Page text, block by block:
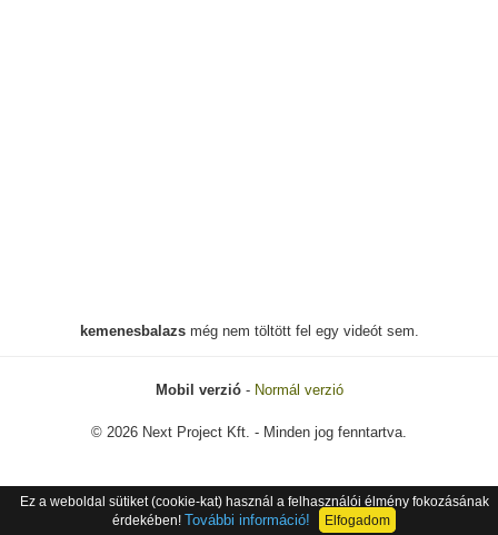
kemenesbalazsmég nem töltött fel egy videót sem.
Mobil verzió- Normál verzió
© 2026 Next Project Kft. - Minden jog fenntartva.
Ez a weboldal sütiket (cookie-kat) használ a felhasználói élmény fokozásának
érdekében! További információ! Elfogadom